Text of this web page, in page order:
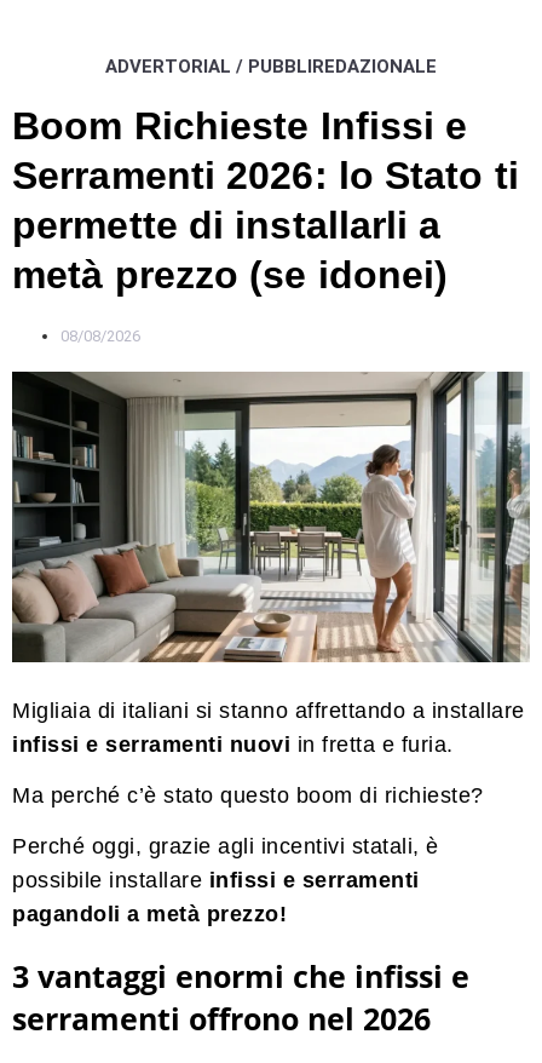
ADVERTORIAL / PUBBLIREDAZIONALE
Boom Richieste Infissi e
Serramenti 2026: lo Stato ti
permette di installarli a
metà prezzo (se idonei)
08/08/2026
Migliaia di italiani si stanno affrettando a installare
infissi e serramenti nuovi in fretta e furia.
Ma perché c’è stato questo boom di richieste?
Perché oggi, grazie agli incentivi statali, è
possibile installare infissi e serramenti
pagandoli a metà prezzo!
3 vantaggi enormi che infissi e
serramenti offrono nel 2026